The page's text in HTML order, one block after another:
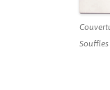
Souffles